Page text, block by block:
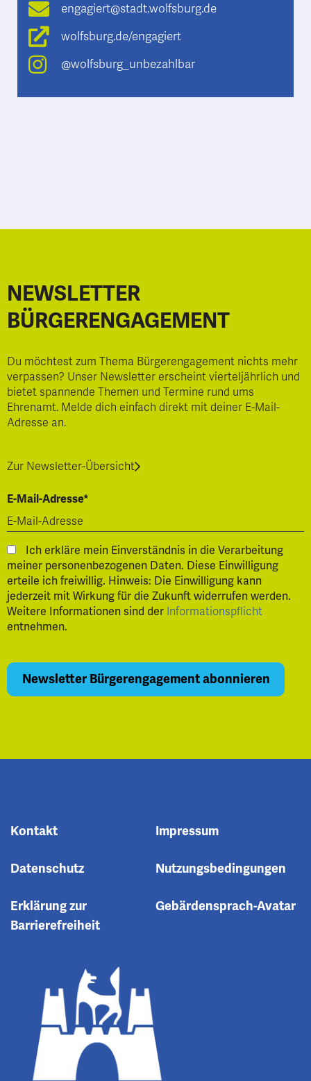
engagiert@stadt.wolfsburg.de
wolfsburg.de/engagiert
@wolfsburg_unbezahlbar
NEWSLETTER
BÜRGERENGAGEMENT
Du möchtest zum Thema Bürgerengagement nichts mehr
verpassen? Unser Newsletter erscheint vierteljährlich und
bietet spannende Themen und Termine rund ums
Ehrenamt. Melde dich einfach direkt mit deiner E-Mail-
Adresse an.
Zur Newsletter-Übersicht
E-Mail-Adresse*
Ich erkläre mein Einverständnis in die Verarbeitung
meiner personenbezogenen Daten. Diese Einwilligung
erteile ich freiwillig. Hinweis: Die Einwilligung kann
jederzeit mit Wirkung für die Zukunft widerrufen werden.
Weitere Informationen sind der Informationspflicht
entnehmen.
Kontakt Impressum
Datenschutz Nutzungsbedingungen
Erklärung zur
Barrierefreiheit
Gebärdensprach-Avatar